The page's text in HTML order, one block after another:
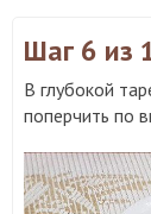
Шаг 6 из
В глубокой
поперчить по